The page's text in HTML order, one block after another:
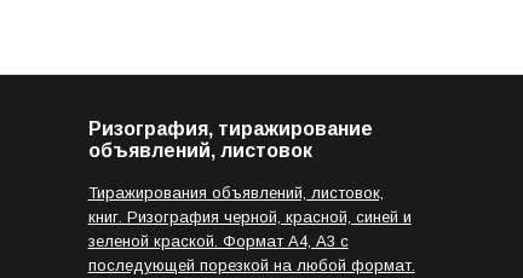
Ризография, тиражирование
объявлений, листовок
Тиражирования объявлений, листовок,
книг. Ризография черной, красной, синей и
зеленой краской. Формат А4, А3 с
последующей порезкой на любой формат.